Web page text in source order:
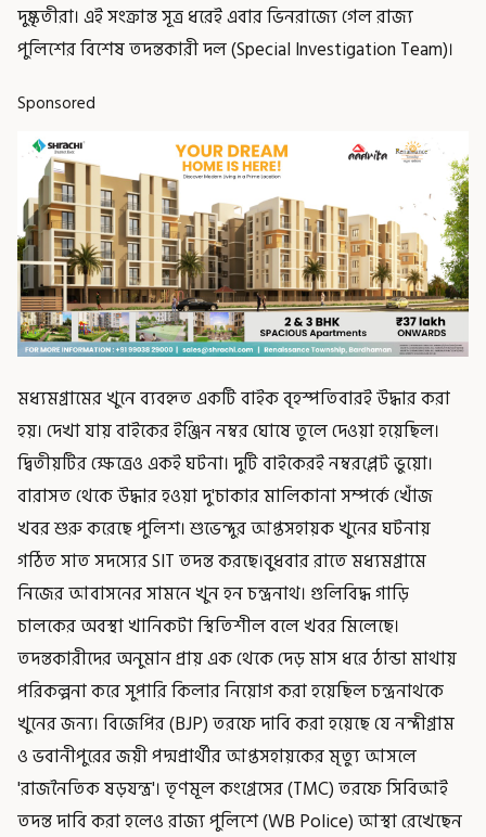
দুষ্কৃতীরা। এই সংক্রান্ত সূত্র ধরেই এবার ভিনরাজ্যে গেল রাজ্য
পুলিশের বিশেষ তদন্তকারী দল (Special Investigation Team)।
Sponsored
মধ্যমগ্রামের খুনে ব্যবহৃত একটি বাইক বৃহস্পতিবারই উদ্ধার করা
হয়। দেখা যায় বাইকের ইঞ্জিন নম্বর ঘোষে তুলে দেওয়া হয়েছিল।
দ্বিতীয়টির ক্ষেত্রেও একই ঘটনা। দুটি বাইকেরই নম্বরপ্লেট ভুয়ো।
বারাসত থেকে উদ্ধার হওয়া দু'চাকার মালিকানা সম্পর্কে খোঁজ
খবর শুরু করেছে পুলিশ। শুভেন্দুর আপ্তসহায়ক খুনের ঘটনায়
গঠিত সাত সদস্যের SIT তদন্ত করছে।বুধবার রাতে মধ্যমগ্রামে
নিজের আবাসনের সামনে খুন হন চন্দ্রনাথ। গুলিবিদ্ধ গাড়ি
চালকের অবস্থা খানিকটা স্থিতিশীল বলে খবর মিলেছে।
তদন্তকারীদের অনুমান প্রায় এক থেকে দেড় মাস ধরে ঠান্ডা মাথায়
পরিকল্পনা করে সুপারি কিলার নিয়োগ করা হয়েছিল চন্দ্রনাথকে
খুনের জন্য। বিজেপির (BJP) তরফে দাবি করা হয়েছে যে নন্দীগ্রাম
ও ভবানীপুরের জয়ী পদ্মপ্রার্থীর আপ্তসহায়কের মৃত্যু আসলে
'রাজনৈতিক ষড়যন্ত্র'। তৃণমূল কংগ্রেসের (TMC) তরফে সিবিআই
তদন্ত দাবি করা হলেও রাজ্য পুলিশে (WB Police) আস্থা রেখেছেন